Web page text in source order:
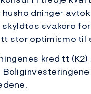
svakere
stor optimisme til
kreditt